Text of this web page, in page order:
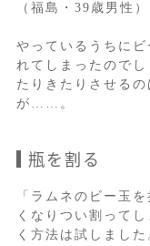
（福島・39歳男性）
やっているうちに
れてしまったので
たりきたりさせる
が……。
瓶を割る
「ラムネのビー玉
くなりつい割って
く方法は試しまし